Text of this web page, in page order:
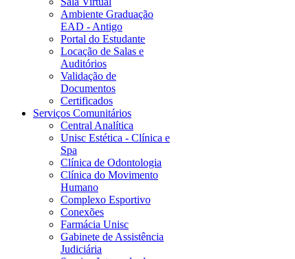
Ambiente Graduação
EAD - Antigo
Portal do Estudante
Locação de Salas e
Auditórios
Validação de
Documentos
Certificados
Serviços Comunitários
Central Analítica
Unisc Estética - Clínica e
Spa
Clínica de Odontologia
Clínica do Movimento
Humano
Complexo Esportivo
Conexões
Farmácia Unisc
Gabinete de Assistência
Judiciária